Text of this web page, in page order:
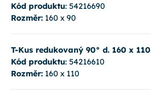
Kód produktu: 54216690
Rozměr:160 x 90
T-Kus redukovaný 90° d. 160 x 110
Kód produktu: 54216610
Rozměr:160 x 110